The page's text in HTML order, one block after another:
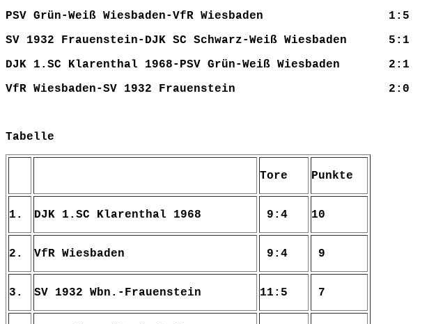
PSV Grün-Weiß Wiesbaden-VfR Wiesbaden 1:5
SV 1932 Frauenstein-DJK SC Schwarz-Weiß Wiesbaden 5:1
DJK 1.SC Klarenthal 1968-PSV Grün-Weiß Wiesbaden 2:1
VfR Wiesbaden-SV 1932 Frauenstein 2:0
Tabelle
Tore Punkte
1. DJK 1.SC Klarenthal 1968 9:4 10
2. VfR Wiesbaden 9:4 9
3. SV 1932 Wbn.-Frauenstein 11:5 7